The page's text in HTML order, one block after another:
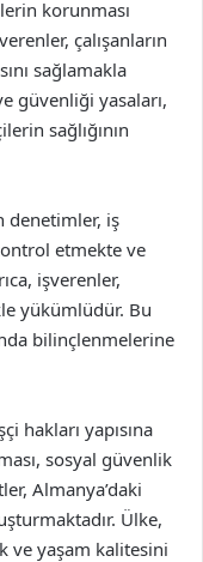
korunması
çalışanların
sağlamakla
güvenliği yasaları,
sağlığının
denetimler, iş
etmekte ve
işverenler,
yükümlüdür. Bu
bilinçlenmelerine
hakları yapısına
sosyal güvenlik
Almanya’daki
Ülke,
ve yaşam kalitesini